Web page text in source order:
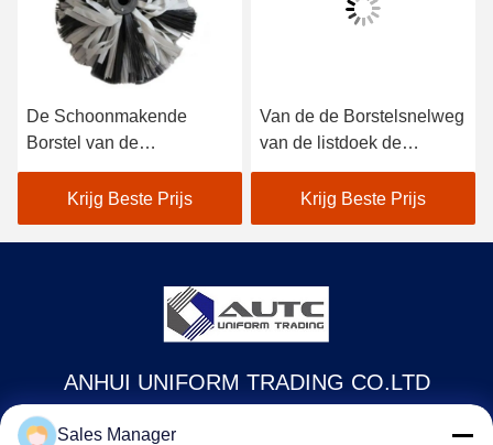
Van de de Borstelsnelweg
van de listdoek de
Industriële Vegende van
de de Wegomheining
Synthetische Vezel
Krijg Beste Prijs
De blauwe Industriële
Vegende van de de
Douanevangrail van de
Borstelpp Nylon Stof
Omheining van de de
Vrachtwagenweg
Krijg Beste Prijs
ANHUI UNIFORM TRADING CO.LTD
Sales Manager